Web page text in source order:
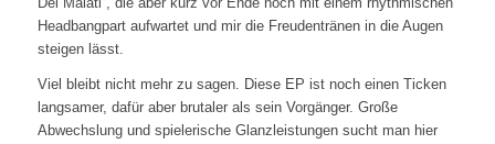
Headbangpart aufwartet und mir die Freudentränen in die Augen
steigen lässt.
Viel bleibt nicht mehr zu sagen. Diese EP ist noch einen Ticken
langsamer, dafür aber brutaler als sein Vorgänger. Große
Abwechslung und spielerische Glanzleistungen sucht man hier